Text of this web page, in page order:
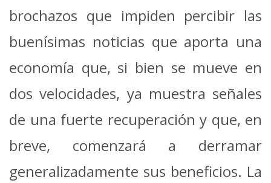
brochazos que impiden percibir las
buenísimas noticias que aporta una
economía que, si bien se mueve en
dos velocidades, ya muestra señales
de una fuerte recuperación y que, en
breve, comenzará a derramar
generalizadamente sus beneficios. La